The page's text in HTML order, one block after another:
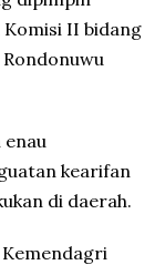
II bidang
kearifan
di daerah.